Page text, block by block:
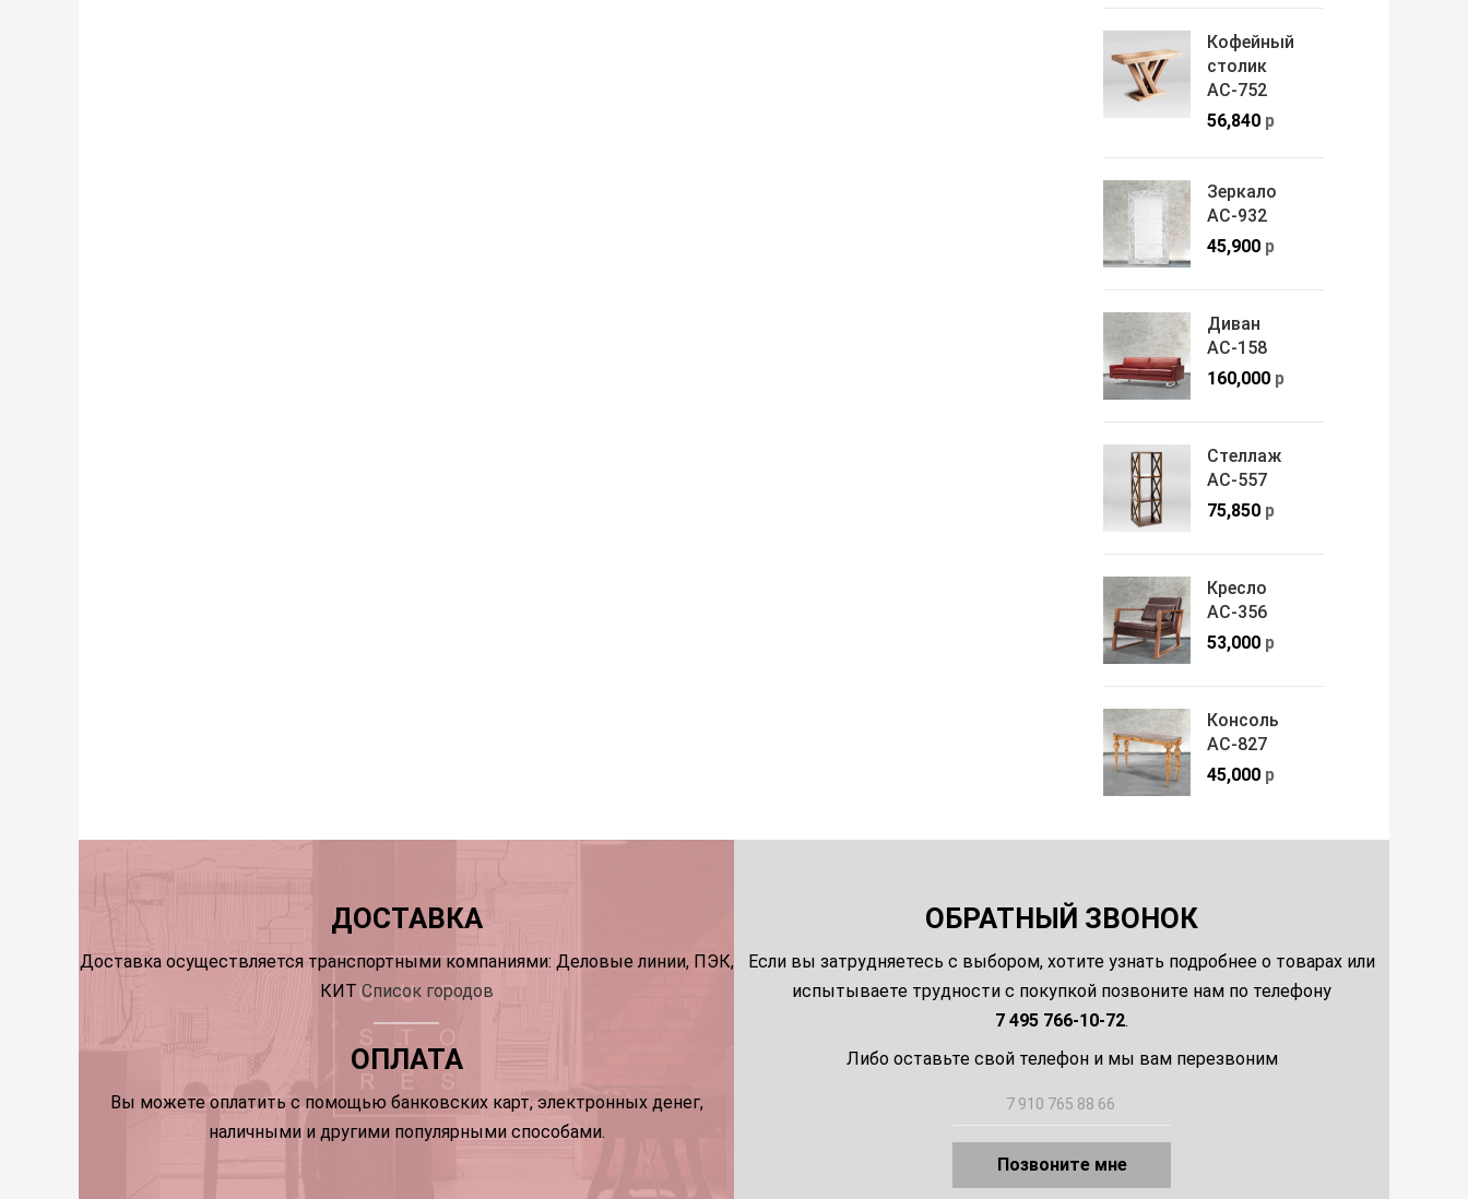
Кофейный
столик
АС-752
56,840р
Зеркало
АС-932
45,900р
Диван
АС-158
160,000р
Стеллаж
АС-557
75,850р
Кресло
АС-356
53,000р
Консоль
АС-827
45,000р
ДОСТАВКА
Доставка осуществляется транспортными компаниями: Деловые линии, ПЭК,
КИТСписок городов
ОПЛАТА
Вы можете оплатить с помощью банковских карт, электронных денег,
наличными и другими популярными способами.
ОБРАТНЫЙ ЗВОНОК
Если вы затрудняетесь с выбором, хотите узнать подробнее о товарах или
испытываете трудности с покупкой позвоните нам по телефону
7 495 766-10-72.
Либо оставьте свой телефон и мы вам перезвоним
Позвоните мне